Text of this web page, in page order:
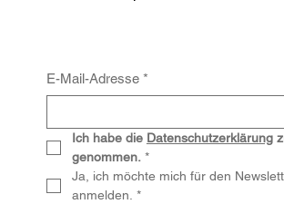
E-Mail-Adresse *
Ich habe die Datenschutzerklärung
genommen. *
Ja, ich möchte mich für den
anmelden. *